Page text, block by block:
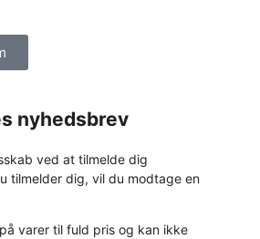
nyhedsbrev
ved at tilmelde dig
tilmelder dig, vil du modtage en
varer til fuld pris og kan ikke